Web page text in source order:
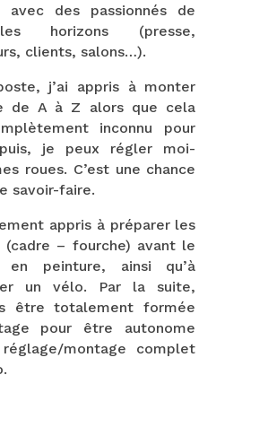
avec des passionnés de
horizons (presse,
clients, salons…).
j’ai appris à monter
de A à Z alors que cela
inconnu pour
je peux régler moi-
roues. C’est une chance
savoir-faire.
appris à préparer les
(cadre – fourche) avant le
en peinture, ainsi qu’à
un vélo. Par la suite,
être totalement formée
pour être autonome
montage complet